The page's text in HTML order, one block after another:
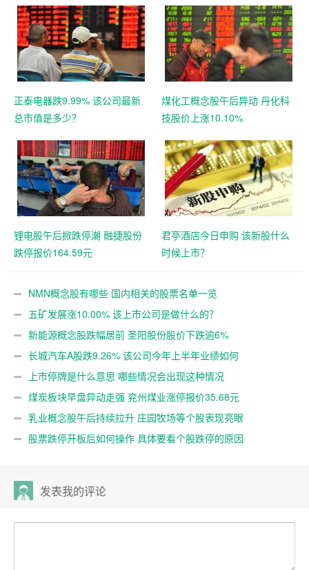
正泰电器跌9.99% 该公司最新
总市值是多少？
煤化工概念股午后异动 丹化科
技股价上涨10.10%
锂电股午后掀跌停潮 融捷股份
跌停报价164.59元
君亭酒店今日申购 该新股什么
时候上市？
NMN概念股有哪些 国内相关的股票名单一览
五矿发展涨10.00% 该上市公司是做什么的？
新能源概念股跌幅居前 圣阳股份股价下跌逾6%
长城汽车A股跌9.26% 该公司今年上半年业绩如何
上市停牌是什么意思 哪些情况会出现这种情况
煤炭板块早盘异动走强 兖州煤业涨停报价35.68元
乳业概念股午后持续拉升 庄园牧场等个股表现亮眼
股票跌停开板后如何操作 具体要看个股跌停的原因
发表我的评论